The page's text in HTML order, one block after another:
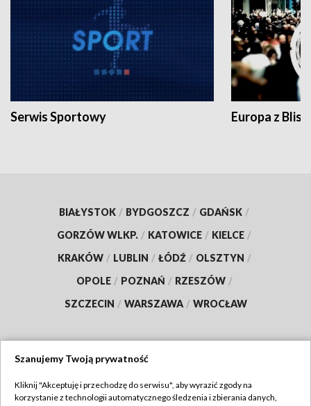
Serwis Sportowy Europa z
BIAŁYSTOK / BYDGOSZCZ / GDAŃSK /
GORZÓW WLKP. / KATOWICE / KIELCE /
KRAKÓW / LUBLIN / ŁÓDŹ / OLSZTYN /
OPOLE / POZNAŃ / RZESZÓW /
SZCZECIN / WARSZAWA / WROCŁAW
TVP
Szanujemy Twoją prywatność
Kliknij "Akceptuję i przechodzę do serwisu", aby wyrazić zgody na
korzystanie z technologii automatycznego śledzenia i zbierania danych,